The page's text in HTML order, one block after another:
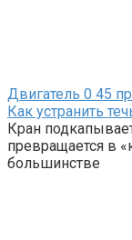
Двигатель 0 45
Как устранить
Кран
превращается в
большинстве